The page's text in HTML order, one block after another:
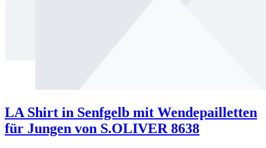
LA Shirt in Senfgelb mit Wendepailletten
für Jungen von S.OLIVER 8638